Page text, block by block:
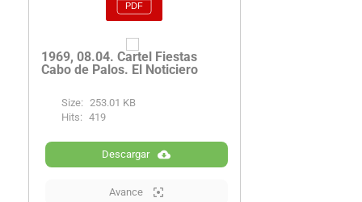
1969, 08.04. Cartel Fiestas
Cabo de Palos. El Noticiero
Size: 253.01 KB
Hits: 419
Descargar
Avance